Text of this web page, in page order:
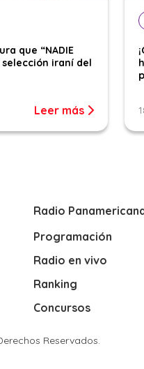
que “NADIE
selección iraní del
Leer más
Radio
Programación
Radio en vivo
Ranking
Concursos
Reservados.